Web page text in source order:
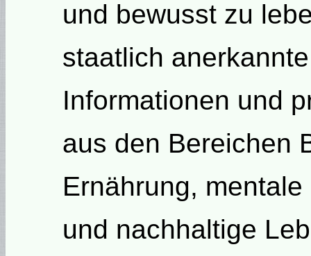
und bewusst zu
staatlich
Informationen und
aus den Bereichen
Ernährung,
und nachhaltige